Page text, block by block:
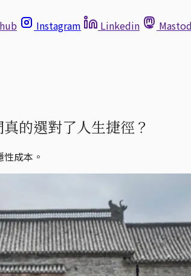
Instagram Linkedin
的選對了人生捷徑？
成本。